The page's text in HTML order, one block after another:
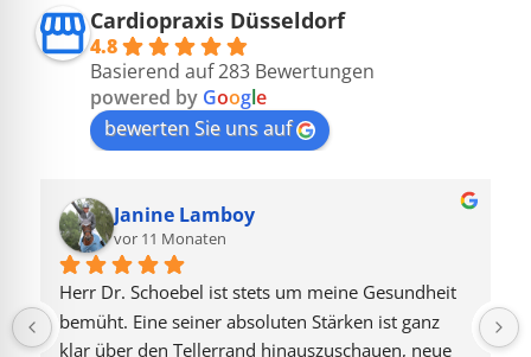
Cardiopraxis Düsseldorf
4.8
Basierend auf 283 Bewertungen
powered by Google
bewerten Sie uns auf
Janine Lamboy
vor 11 Monaten
Herr Dr. Schoebel ist stets um meine Gesundheit
bemüht. Eine seiner absoluten Stärken ist ganz
klar über den Tellerrand hinauszuschauen, neue